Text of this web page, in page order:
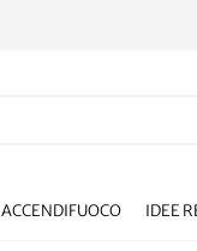
ACCENDIFUOCO IDEE